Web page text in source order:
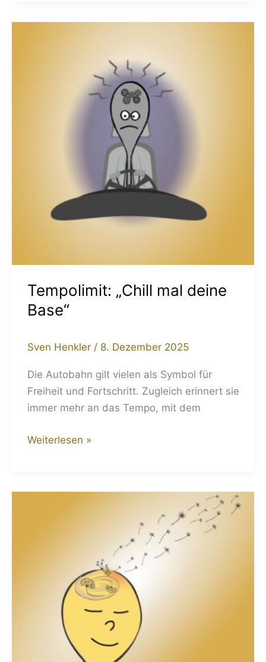
Tempolimit: „Chill mal deine
Base“
Sven Henkler / 8. Dezember 2025
Die Autobahn gilt vielen als Symbol für
Freiheit und Fortschritt. Zugleich erinnert sie
immer mehr an das Tempo, mit dem
Weiterlesen »